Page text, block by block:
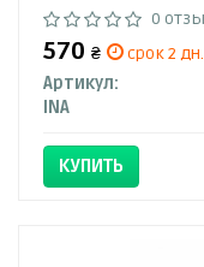
0
570 ₴
срок 2 дн.
Артикул:
INA
КУПИТЬ